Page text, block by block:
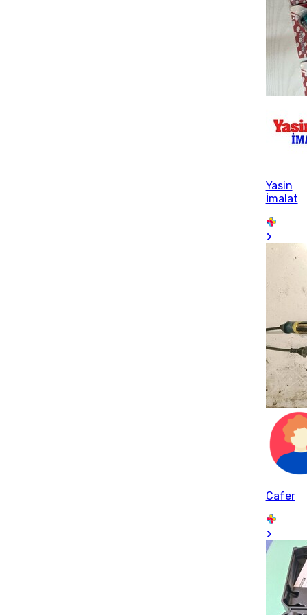
Yasin
İmalat
Cafer